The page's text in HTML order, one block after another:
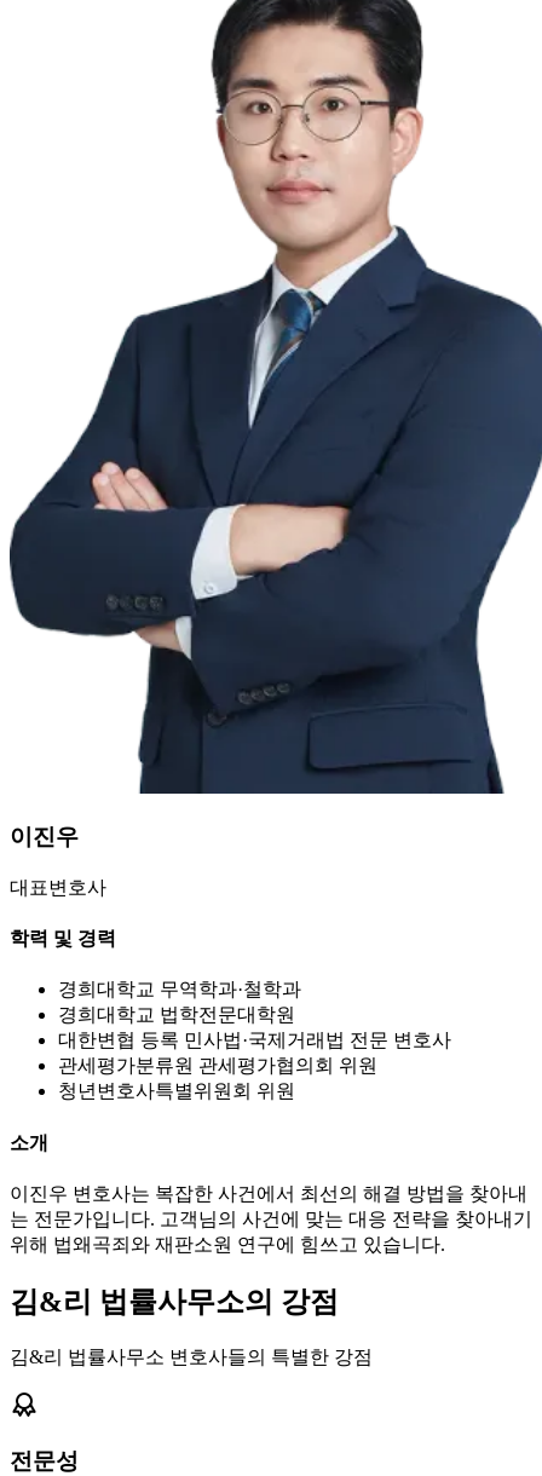
이진우
대표변호사
학력 및 경력
경희대학교 무역학과·철학과
경희대학교 법학전문대학원
대한변협 등록 민사법·국제거래법 전문 변호사
관세평가분류원 관세평가협의회 위원
청년변호사특별위원회 위원
소개
이진우 변호사는 복잡한 사건에서 최선의 해결 방법을 찾아내
는 전문가입니다. 고객님의 사건에 맞는 대응 전략을 찾아내기
위해 법왜곡죄와 재판소원 연구에 힘쓰고 있습니다.
김&리 법률사무소의 강점
김&리 법률사무소 변호사들의 특별한 강점
전문성